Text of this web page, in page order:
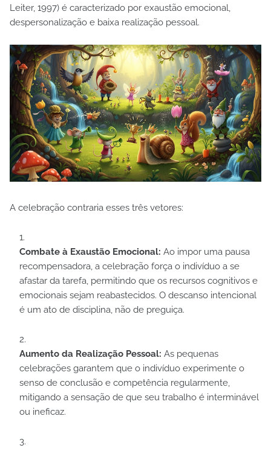
Leiter, 1997) é caracterizado por exaustão emocional,
despersonalização e baixa realização pessoal.
A celebração contraria esses três vetores:
Combate à Exaustão Emocional: Ao impor uma pausa
recompensadora, a celebração força o indivíduo a se
afastar da tarefa, permitindo que os recursos cognitivos e
emocionais sejam reabastecidos. O descanso intencional
é um ato de disciplina, não de preguiça.
Aumento da Realização Pessoal: As pequenas
celebrações garantem que o indivíduo experimente o
senso de conclusão e competência regularmente,
mitigando a sensação de que seu trabalho é interminável
ou ineficaz.